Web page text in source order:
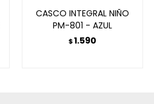
CASCO INTEGRAL NIÑO
PM-801 - AZUL
$1.590